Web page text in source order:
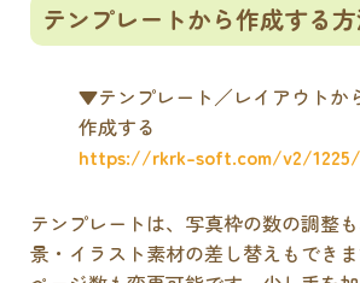
テンプレートから作成する
▼テンプレート／レイアウトか
作成する
https://rkrk-soft.com/v2/1225/
テンプレートは、写真枠の数の調整
景・イラスト素材の差し替えもでき